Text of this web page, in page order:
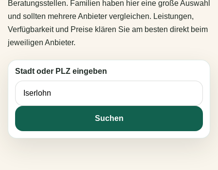
Beratungsstellen. Familien haben hier eine große Auswahl
und sollten mehrere Anbieter vergleichen. Leistungen,
Verfügbarkeit und Preise klären Sie am besten direkt beim
jeweiligen Anbieter.
Stadt oder PLZ eingeben
Suchen